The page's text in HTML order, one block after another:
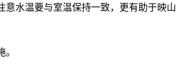
意水温要与室温保持一致，更有助于映山